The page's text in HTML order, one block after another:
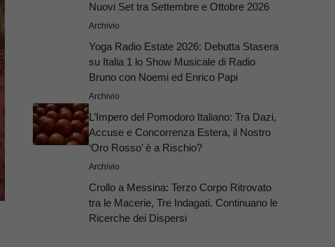
Nuovi Set tra Settembre e Ottobre 2026
Archivio
Yoga Radio Estate 2026: Debutta Stasera
su Italia 1 lo Show Musicale di Radio
Bruno con Noemi ed Enrico Papi
Archivio
L’Impero del Pomodoro Italiano: Tra Dazi,
Accuse e Concorrenza Estera, il Nostro
‘Oro Rosso’ è a Rischio?
Archivio
Crollo a Messina: Terzo Corpo Ritrovato
tra le Macerie, Tre Indagati. Continuano le
Ricerche dei Dispersi